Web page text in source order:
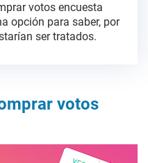
votos encuesta
opción para saber, por
ser tratados.
votos